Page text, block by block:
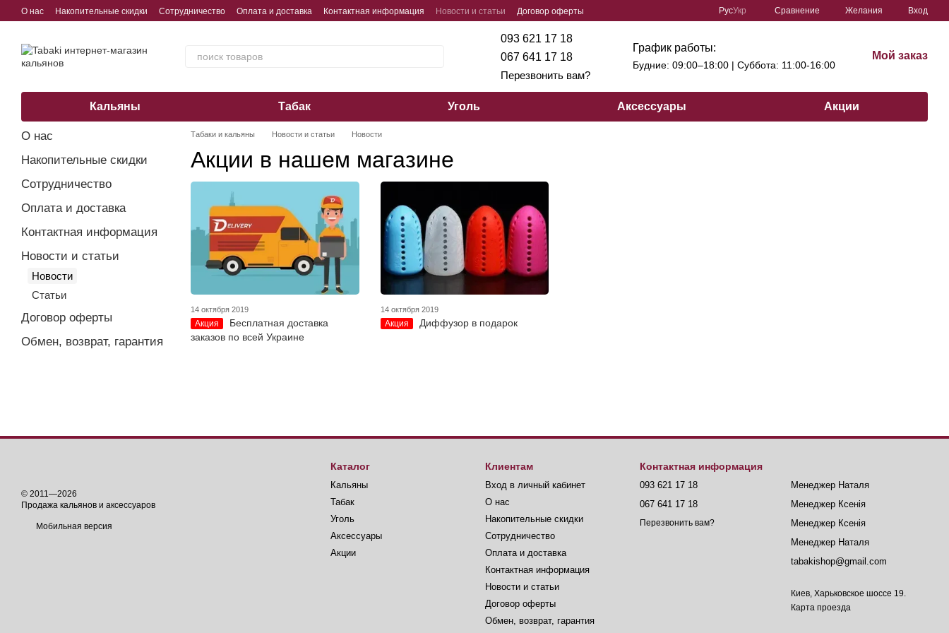
Перейти к основному контенту
О нас Накопительные скидки Сотрудничество Оплата и доставка Контактная информация Новости и статьи
Договор оферты
РусУкр Сравнение Желания Вход
093 621 17 18
067 641 17 18
Перезвонить вам?
График работы:
Будние: 09:00–18:00 | Cуббота: 11:00-16:00
Мой заказ
Кальяны Табак Уголь Аксессуары Акции
Табаки и кальяны Новости и статьи Новости
Акции в нашем магазине
14 октября 2019
Акция
Бесплатная доставка
заказов по всей Украине
14 октября 2019
Акция Диффузор в подарок
О нас
Накопительные скидки
Сотрудничество
Оплата и доставка
Контактная информация
Новости и статьи
Новости
Статьи
Договор оферты
Обмен, возврат, гарантия
© 2011—2026
Продажа кальянов и аксессуаров
Мобильная версия
Каталог
Кальяны
Табак
Уголь
Аксессуары
Акции
Клиентам
Вход в личный кабинет
О нас
Накопительные скидки
Сотрудничество
Оплата и доставка
Контактная информация
Новости и статьи
Договор оферты
Обмен, возврат, гарантия
Контактная информация
093 621 17 18
067 641 17 18
Перезвонить вам?
Менеджер Наталя
Менеджер Ксенія
Менеджер Ксенія
Менеджер Наталя
tabakishop@gmail.com
Киев, Харьковское шоссе 19.
Карта проезда